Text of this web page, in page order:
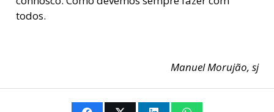
todos.
Manuel Morujão, sj